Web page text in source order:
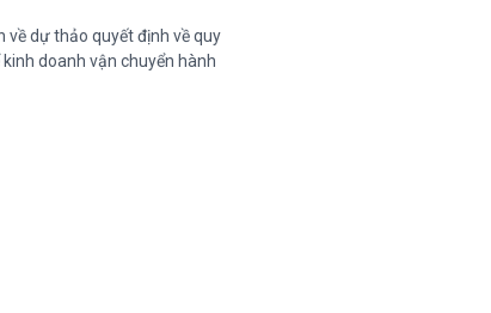
về dự thảo quyết định về quy
doanh vận chuyển hành